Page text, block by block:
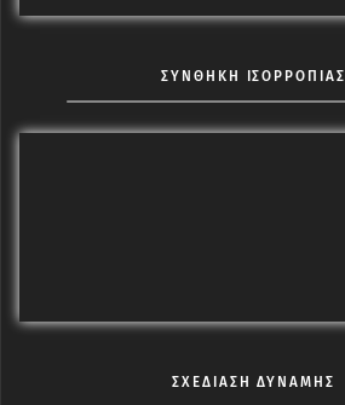
ΣΥΝΘΗΚΗ ΙΣΟΡΡΟΠΙΑΣ
ΣΧΕΔΙΑΣΗ ΔΥΝΑΜΗΣ